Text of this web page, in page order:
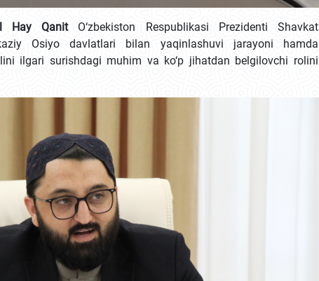
Hay QanitO‘zbekiston Respublikasi Prezidenti Shavkat
Osiyo davlatlari bilan yaqinlashuvi jarayoni hamda
ilgari surishdagi muhim va ko‘p jihatdan belgilovchi rolini